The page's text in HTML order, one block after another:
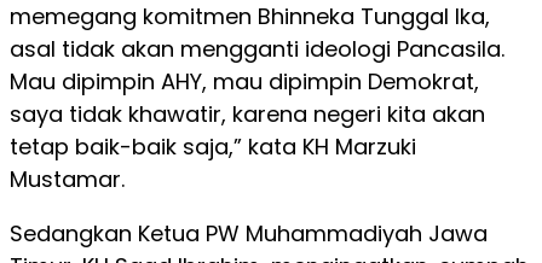
memegang komitmen Bhinneka Tunggal Ika,
asal tidak akan mengganti ideologi Pancasila.
Mau dipimpin AHY, mau dipimpin Demokrat,
saya tidak khawatir, karena negeri kita akan
tetap baik-baik saja,” kata KH Marzuki
Mustamar.
Sedangkan Ketua PW Muhammadiyah Jawa